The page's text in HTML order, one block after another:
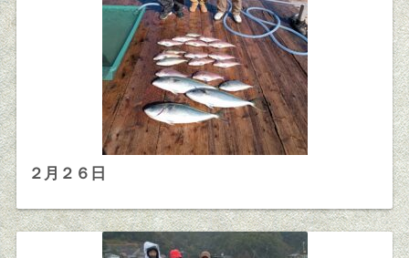
２月２６日